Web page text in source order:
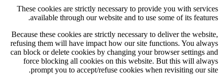
These cookies are strictly necessary to provide you with services
available through our website and to use some of its features.
Because these cookies are strictly necessary to deliver the website,
refusing them will have impact how our site functions. You always
can block or delete cookies by changing your browser settings and
force blocking all cookies on this website. But this will always
prompt you to accept/refuse cookies when revisiting our site.